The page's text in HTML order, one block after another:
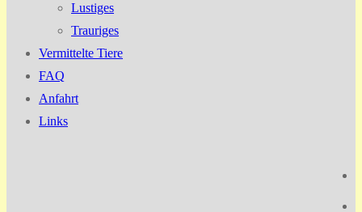
Lustiges
Trauriges
Vermittelte Tiere
FAQ
Anfahrt
Links